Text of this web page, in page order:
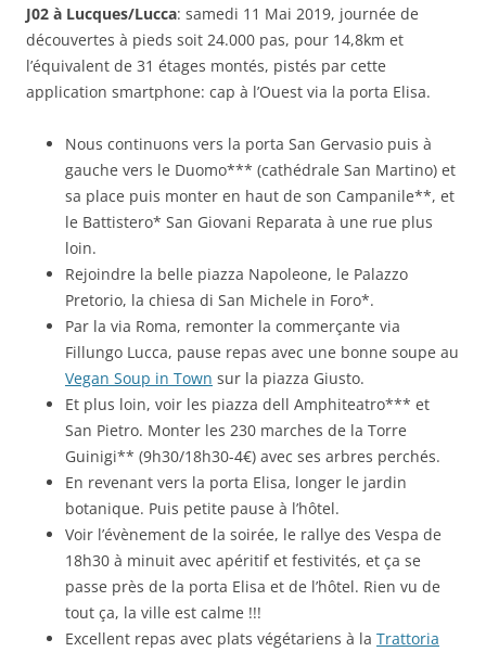
J02 à Lucques/Lucca: samedi 11 Mai 2019, journée de
découvertes à pieds soit 24.000 pas, pour 14,8km et
l’équivalent de 31 étages montés, pistés par cette
application smartphone: cap à l’Ouest via la porta Elisa.
Nous continuons vers la porta San Gervasio puis à
gauche vers le Duomo*** (cathédrale San Martino) et
sa place puis monter en haut de son Campanile**, et
le Battistero* San Giovani Reparata à une rue plus
loin.
Rejoindre la belle piazza Napoleone, le Palazzo
Pretorio, la chiesa di San Michele in Foro*.
Par la via Roma, remonter la commerçante via
Fillungo Lucca, pause repas avec une bonne soupe au
Vegan Soup in Town sur la piazza Giusto.
Et plus loin, voir les piazza dell Amphiteatro*** et
San Pietro. Monter les 230 marches de la Torre
Guinigi** (9h30/18h30-4€) avec ses arbres perchés.
En revenant vers la porta Elisa, longer le jardin
botanique. Puis petite pause à l’hôtel.
Voir l’évènement de la soirée, le rallye des Vespa de
18h30 à minuit avec apéritif et festivités, et ça se
passe près de la porta Elisa et de l’hôtel. Rien vu de
tout ça, la ville est calme !!!
Excellent repas avec plats végétariens à la Trattoria